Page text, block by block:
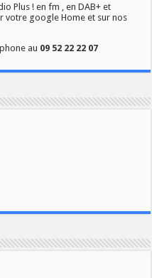
Plus ! en fm , en DAB+ et
votre google Home et sur nos
au 09 52 22 22 07